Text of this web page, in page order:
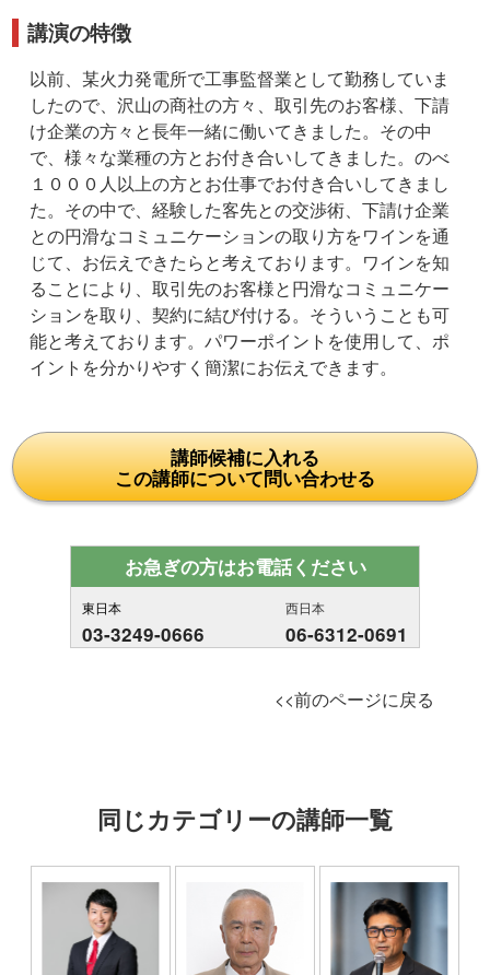
講演の特徴
以前、某火力発電所で工事監督業として勤務していま
したので、沢山の商社の方々、取引先のお客様、下請
け企業の方々と長年一緒に働いてきました。その中
で、様々な業種の方とお付き合いしてきました。のべ
１０００人以上の方とお仕事でお付き合いしてきまし
た。その中で、経験した客先との交渉術、下請け企業
との円滑なコミュニケーションの取り方をワインを通
じて、お伝えできたらと考えております。ワインを知
ることにより、取引先のお客様と円滑なコミュニケー
ションを取り、契約に結び付ける。そういうことも可
能と考えております。パワーポイントを使用して、ポ
イントを分かりやすく簡潔にお伝えできます。
講師候補に入れる
この講師について問い合わせる
お急ぎの方はお電話ください
東日本
03-3249-0666
西日本
06-6312-0691
<<前のページに戻る
同じカテゴリーの講師一覧